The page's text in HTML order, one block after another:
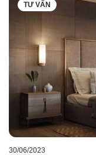
TƯ VẤN
30/06/2023